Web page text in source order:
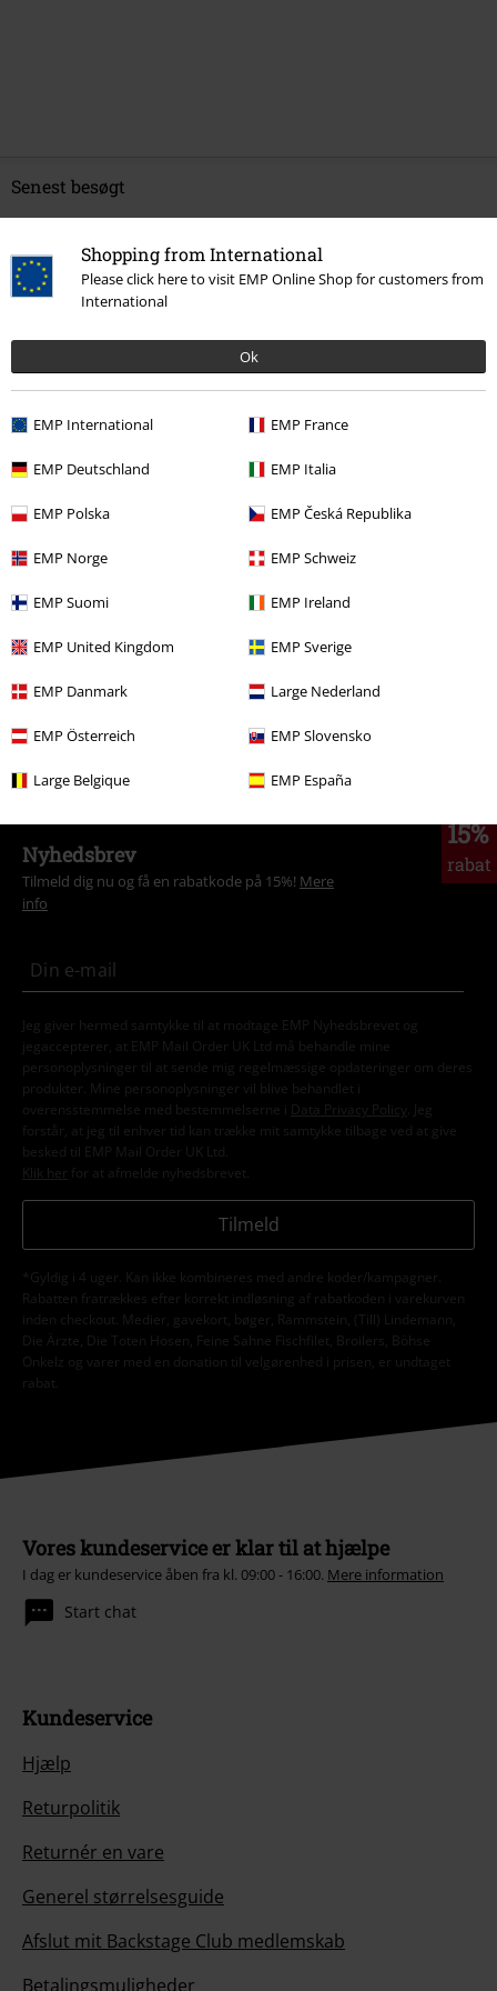
Shopping from International
Please click here to visit EMP Online Shop for customers from
International
Ok
EMP International EMP France
EMP Deutschland EMP Italia
EMP Polska EMP Česká Republika
EMP Norge EMP Schweiz
EMP Suomi EMP Ireland
EMP United Kingdom EMP Sverige
EMP Danmark Large Nederland
EMP Österreich EMP Slovensko
Large Belgique EMP España
Senest besøgt
kr 559.95
More categories. More options.
Store størrelser Korte kjoler
Tøj Kjoler Korte kjoler
Udsalg % Dametøj Tøj
Store størrelser Korte kjoler
Udsalg % Tøj Kjoler
15%
rabat
Nyhedsbrev
Tilmeld dig nu og få en rabatkode på 15%! Mere
info
Jeg giver hermed samtykke til at modtage EMP Nyhedsbrevet og
jegaccepterer, at EMP Mail Order UK Ltd må behandle mine
personoplysninger til at sende mig regelmæssige opdateringer om deres
produkter. Mine personoplysninger vil blive behandlet i
overensstemmelse med bestemmelserne i
Data Privacy Policy
. Jeg
forstår, at jeg til enhver tid kan trække mit samtykke tilbage ved at give
besked til EMP Mail Order UK Ltd.
Klik her
for at afmelde nyhedsbrevet.
Tilmeld
*Gyldig i 4 uger. Kan ikke kombineres med andre koder/kampagner.
Rabatten fratrækkes efter korrekt indløsning af rabatkoden i varekurven
inden checkout. Medier, gavekort, bøger, Rammstein, (Till) Lindemann,
Die Ärzte, Die Toten Hosen, Feine Sahne Fischfilet, Broilers, Böhse
Onkelz og varer med en donation til velgørenhed i prisen, er undtaget
rabat.
Vores kundeservice er klar til at hjælpe
I dag er kundeservice åben fra kl. 09:00 - 16:00. Mere information
Start chat
Kundeservice
Hjælp
Returpolitik
Returnér en vare
Generel størrelsesguide
Afslut mit Backstage Club medlemskab
Betalingsmuligheder